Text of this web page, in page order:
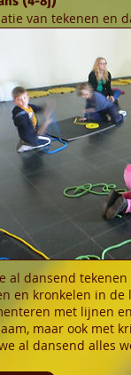
van tekenen en
al dansend
en kronkelen in de
met lijnen
maar ook met
al dansend alles